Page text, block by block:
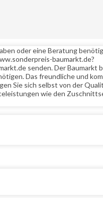
oder eine Beratung
baumarkt.de?
senden. Der Baumarkt
Das freundliche und
Sie sich selbst von der
wie den